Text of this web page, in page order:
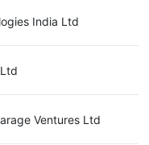
India Ltd
Ventures Ltd